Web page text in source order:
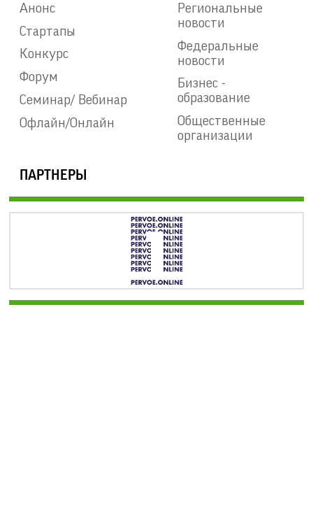
Анонс
Стартапы
Конкурс
Форум
Семинар/ Вебинар
Офлайн/Онлайн
Региональные
новости
Федеральные
новости
Бизнес -
образование
Общественные
организации
ПАРТНЕРЫ